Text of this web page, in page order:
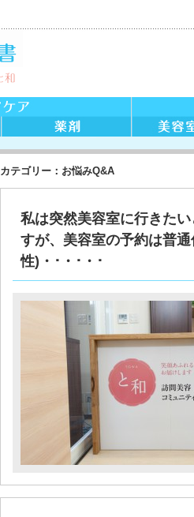
カテゴリー：お悩みQ&A
私は突然美容室に行きた
すが、美容室の予約は普
性)・･・･・･